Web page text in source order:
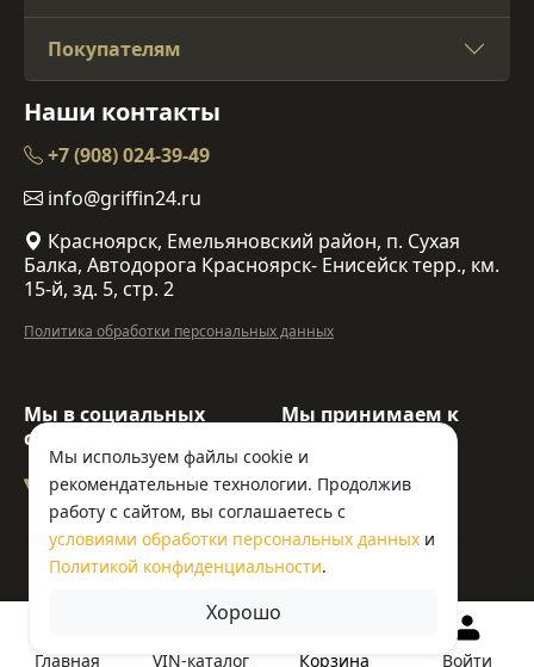
Главная VIN-каталог Корзина Войти
Мы используем файлы cookie и
рекомендательные технологии. Продолжив
работу с сайтом, вы соглашаетесь с
условиями обработки персональных данных и
Политикой конфиденциальности.
Хорошо
Покупателям
Наши контакты
+7 (908) 024-39-49
info@griffin24.ru
Красноярск, Емельяновский район, п. Сухая
Балка, Автодорога Красноярск- Енисейск терр., км.
15-й, зд. 5, стр. 2
Политика обработки персональных данных
Мы в социальных
сетях:
Мы принимаем к
© ООО «Гриффин»